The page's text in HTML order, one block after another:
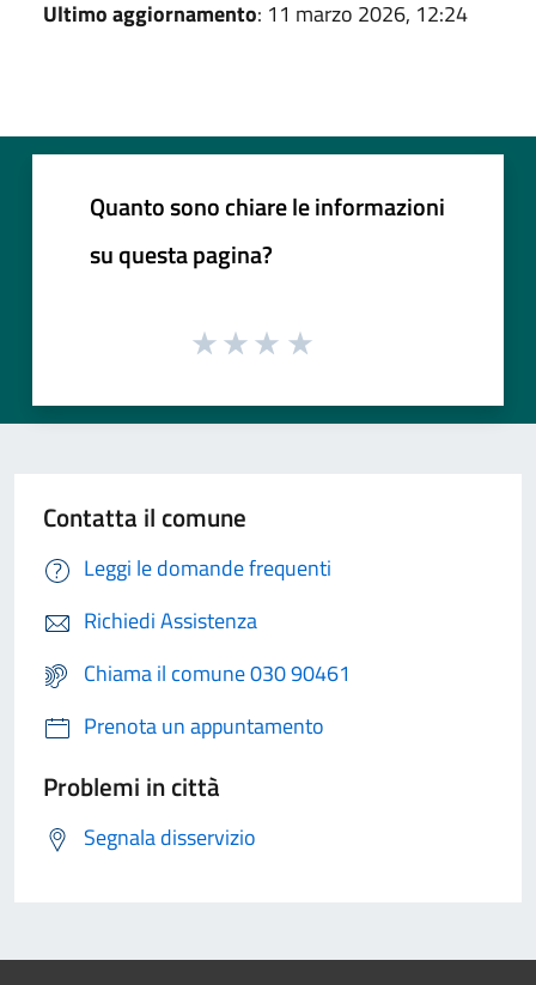
Ultimo aggiornamento: 11 marzo 2026, 12:24
Quanto sono chiare le informazioni
su questa pagina?
Contatta il comune
Leggi le domande frequenti
Richiedi Assistenza
Chiama il comune 030 90461
Prenota un appuntamento
Problemi in città
Segnala disservizio